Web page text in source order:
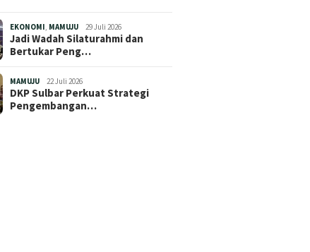
EKONOMI MAMUJU 29 Juli 2026
Jadi Wadah Silaturahmi dan
Bertukar Peng…
MAMUJU 22 Juli 2026
DKP Sulbar Perkuat Strategi
Pengembangan…